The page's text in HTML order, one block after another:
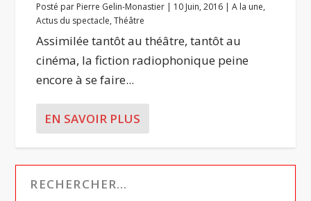
Posté par Pierre Gelin-Monastier | 10 Juin, 2016 |A la une,
Actus du spectacle,Théâtre
Assimilée tantôt au théâtre, tantôt au
cinéma, la fiction radiophonique peine
encore à se faire...
EN SAVOIR PLUS